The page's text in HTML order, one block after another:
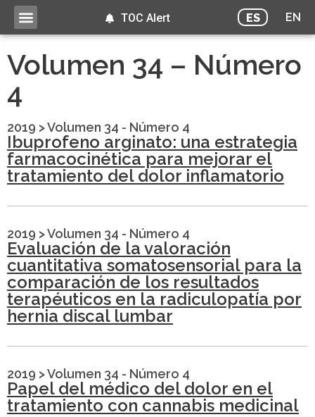
ES EN
TOC Alert
Volumen 34 – Número
4
2019 >Volumen 34 - Número 4
Ibuprofeno arginato: una estrategia
farmacocinética para mejorar el
tratamiento del dolor inflamatorio
2019 >Volumen 34 - Número 4
Evaluación de la valoración
cuantitativa somatosensorial para la
comparación de los resultados
terapéuticos en la radiculopatía por
hernia discal lumbar
2019 >Volumen 34 - Número 4
Papel del médico del dolor en el
tratamiento con cannabis medicinal